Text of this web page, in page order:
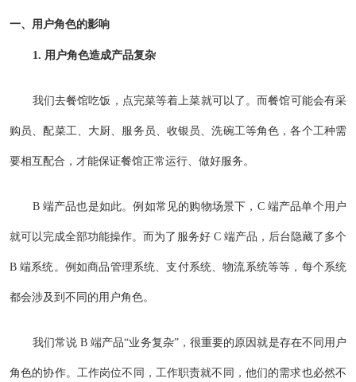
一、用户角色的影响
1. 用户角色造成产品复杂
我们去餐馆吃饭，点完菜等着上菜就可以了。而餐馆可能会有采
购员、配菜工、大厨、服务员、收银员、洗碗工等角色，各个工种需
要相互配合，才能保证餐馆正常运行、做好服务。
B 端产品也是如此。例如常见的购物场景下，C 端产品单个用户
就可以完成全部功能操作。而为了服务好 C 端产品，后台隐藏了多个
B 端系统。例如商品管理系统、支付系统、物流系统等等，每个系统
都会涉及到不同的用户角色。
我们常说 B 端产品“业务复杂”，很重要的原因就是存在不同用户
角色的协作。工作岗位不同，工作职责就不同，他们的需求也必然不